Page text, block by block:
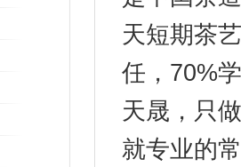
天短期茶
任，70%
天晟，只
就专业的